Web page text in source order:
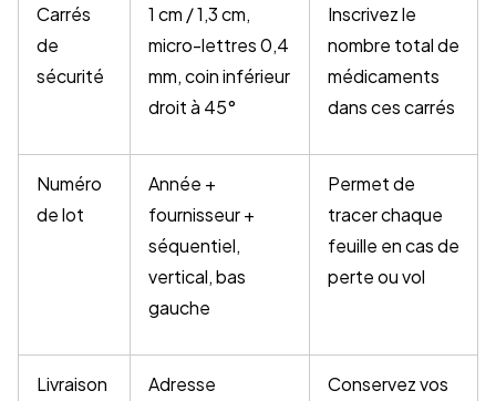
Carrés
de
sécurité
1 cm / 1,3 cm,
micro-lettres 0,4
mm, coin inférieur
droit à 45°
Inscrivez le
nombre total de
médicaments
dans ces carrés
Numéro
de lot
Année +
fournisseur +
séquentiel,
vertical, bas
gauche
Permet de
tracer chaque
feuille en cas de
perte ou vol
Livraison
Adresse
Conservez vos